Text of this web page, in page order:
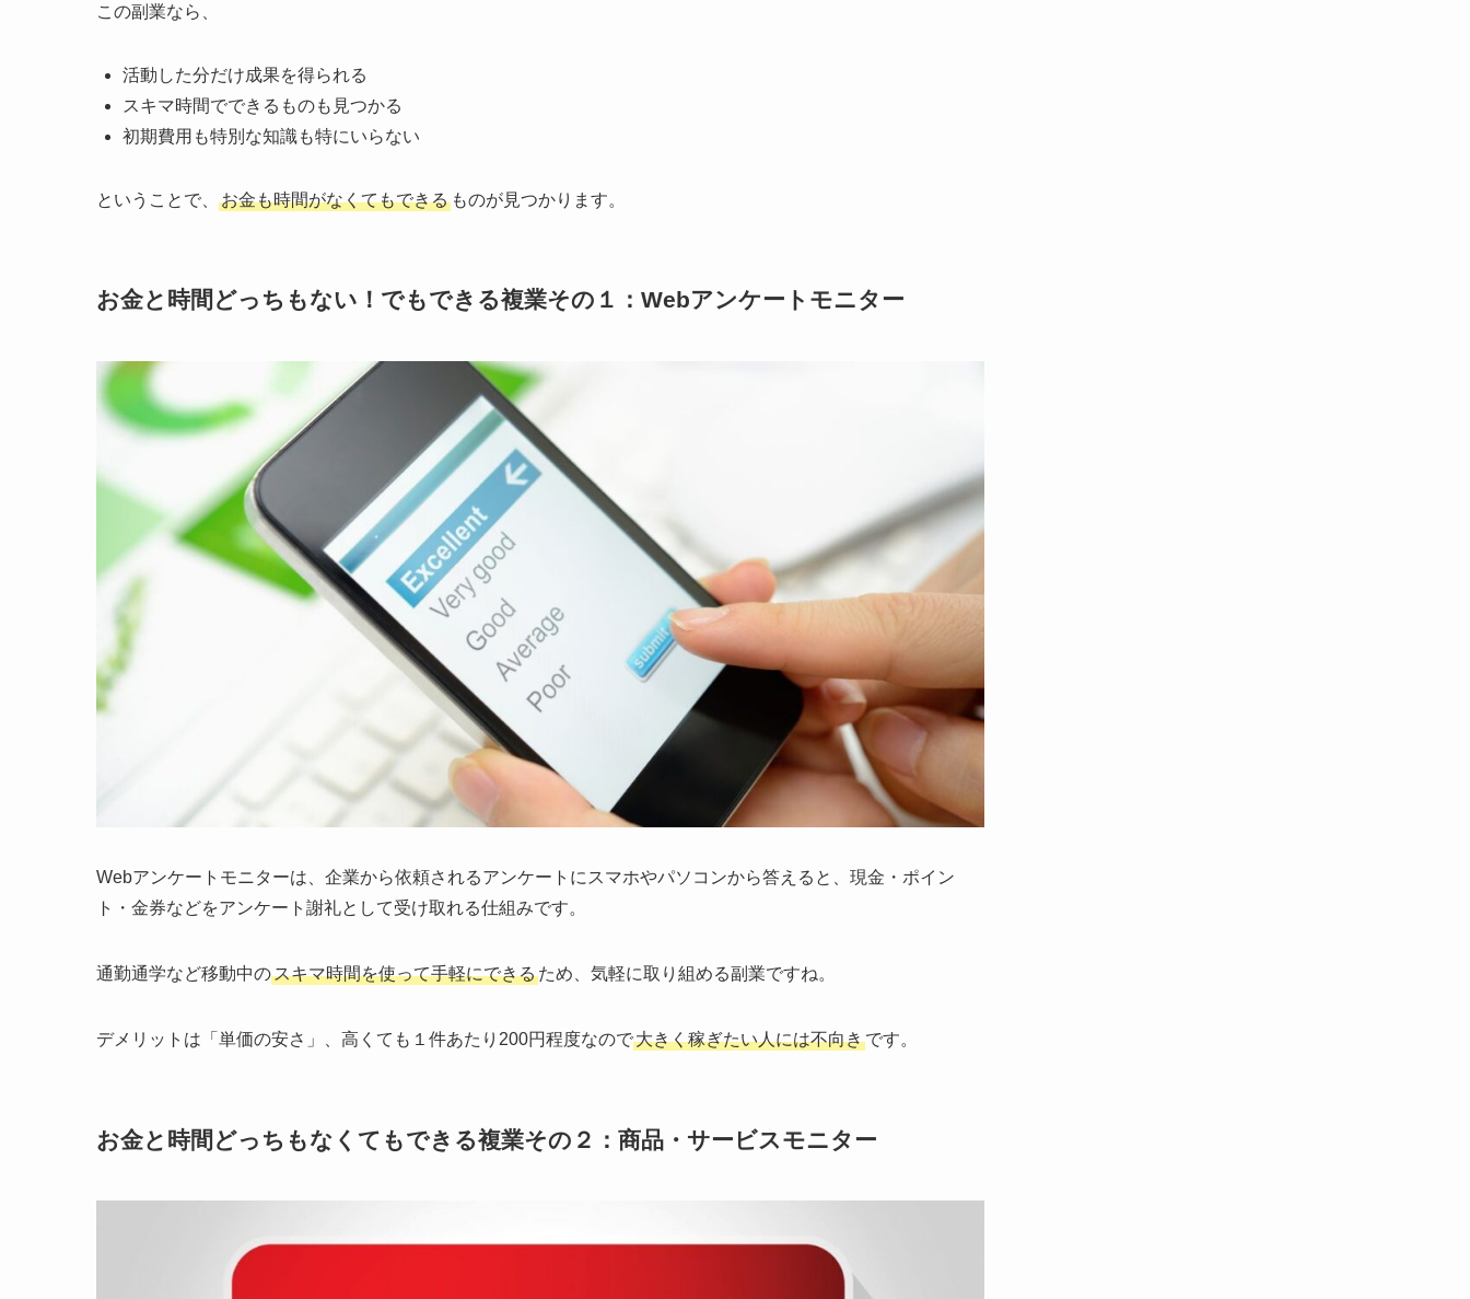
この副業なら、
活動した分だけ成果を得られる
スキマ時間でできるものも見つかる
初期費用も特別な知識も特にいらない
ということで、 お金も時間がなくてもできる ものが見つかります。
お金と時間どっちもない！でもできる複業その１：Webアンケートモニター
Webアンケートモニターは、企業から依頼されるアンケートにスマホやパソコンから答えると、現金・ポイン
ト・金券などをアンケート謝礼として受け取れる仕組みです。
通勤通学など移動中のスキマ時間を使って手軽にできるため、気軽に取り組める副業ですね。
デメリットは「単価の安さ」、高くても１件あたり200円程度なので大きく稼ぎたい人には不向きです。
お金と時間どっちもなくてもできる複業その２：商品・サービスモニター